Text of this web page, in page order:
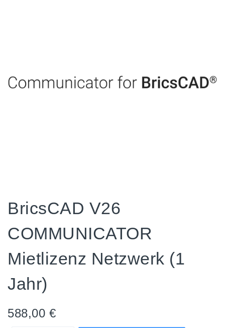
BricsCAD V26
COMMUNICATOR
Mietlizenz Netzwerk (1
Jahr)
588,00 €